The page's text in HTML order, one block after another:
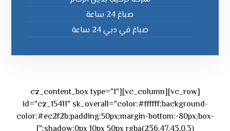
صباغ 24 ساعة
صباغ في دبي 24 ساعة
[vc_row][vc_column][cz_content_box type="1"
id="cz_15411" sk_overall="color:#ffffff;background-
color:#ec2f2b;padding:50px;margin-bottom:-80px;box-